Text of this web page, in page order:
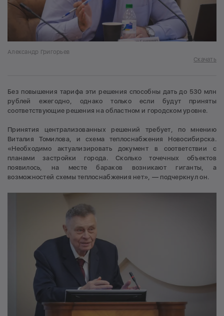
Александр Григорьев
Скачать
Без повышения тарифа эти решения способны дать до 530 млн
рублей ежегодно, однако только если будут приняты
соответствующие решения на областном и городском уровне.
Принятия централизованных решений требует, по мнению
Виталия Томилова, и схема теплоснабжения Новосибирска.
«Необходимо актуализировать документ в соответствии с
планами застройки города. Сколько точечных объектов
появилось, на месте бараков возникают гиганты, а
возможностей схемы теплоснабжения нет», — подчеркнул он.